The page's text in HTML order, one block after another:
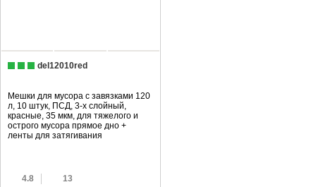
del12010red
Мешки для мусора с завязками 120
л, 10 штук, ПCД, 3-х слойный,
красные, 35 мкм, для тяжелого и
острого мусора прямое дно +
ленты для затягивания
4.8 13